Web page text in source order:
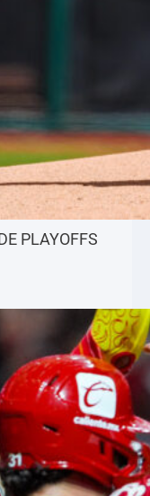
PLAYOFFS